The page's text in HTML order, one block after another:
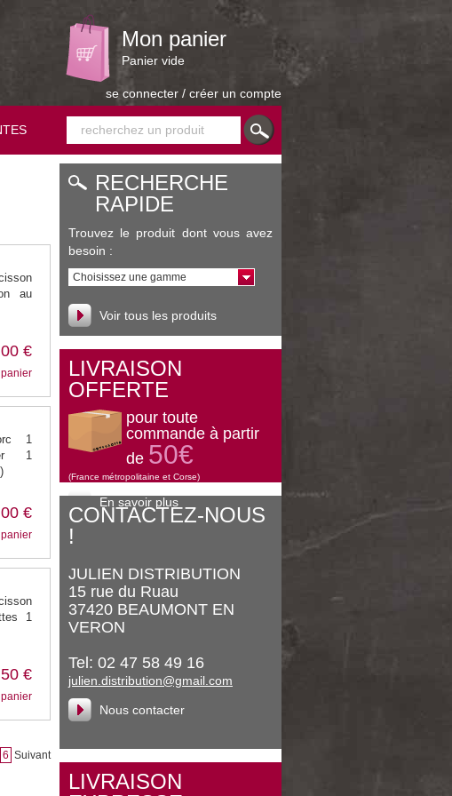
Mon panier
Panier vide
se connecter / créer un compte
CONTACT
au
€
1
1
€
1
€
6 Suivant
RECHERCHE
RAPIDE
Trouvez le produit dont vous avez
besoin :
Choisissez une gamme
Voir tous les produits
LIVRAISON
OFFERTE
pour toute
commande à partir
de 50€
(France métropolitaine et Corse)
En savoir plus
CONTACTEZ-NOUS
!
JULIEN DISTRIBUTION
15 rue du Ruau
37420 BEAUMONT EN
VERON
Tel: 02 47 58 49 16
julien.distribution@gmail.com
Nous contacter
LIVRAISON